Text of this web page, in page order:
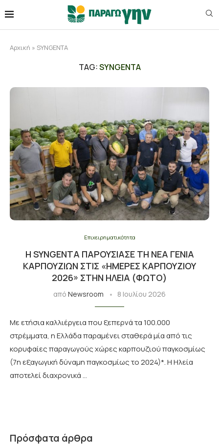
Αρχική » SYNGENTA
TAG:SYNGENTA
Επιχειρηματικότητα
Η SYNGENTA ΠΑΡΟΥΣΊΑΣΕ ΤΗ ΝΈΑ ΓΕΝΙΆ
ΚΑΡΠΟΥΖΙΏΝ ΣΤΙΣ «ΗΜΈΡΕΣ ΚΑΡΠΟΥΖΙΟΎ
2026» ΣΤΗΝ ΗΛΕΊΑ (ΦΩΤΟ)
από Newsroom 8 Ιουλίου 2026
Με ετήσια καλλιέργεια που ξεπερνά τα 100.000
στρέμματα, η Ελλάδα παραμένει σταθερά μία από τις
κορυφαίες παραγωγούς χώρες καρπουζιού παγκοσμίως
(7η εξαγωγική δύναμη παγκοσμίως το 2024)*. Η Ηλεία
αποτελεί διαχρονικά …
Πρόσφατα άρθρα